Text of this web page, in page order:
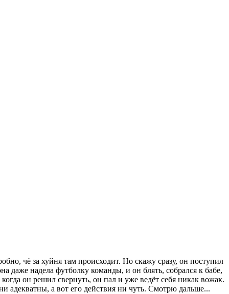
чё за хуйня там происходит. Но скажу сразу, он поступил
даже надела футболку команды, и он блять, собрался к бабе,
он решил свернуть, он пал и уже ведёт себя никак вожак.
адекватны, а вот его действия ни чуть. Смотрю дальше...